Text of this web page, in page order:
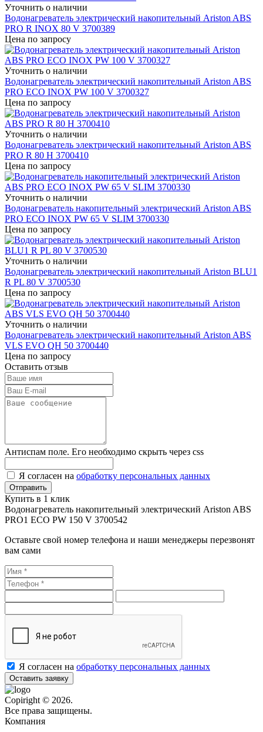
Уточнить о наличии
Водонагреватель электрический накопительный Ariston ABS
PRO R INOX 80 V 3700389
Цена по запросу
Уточнить о наличии
Водонагреватель электрический накопительный Ariston ABS
PRO ECO INOX PW 100 V 3700327
Цена по запросу
Уточнить о наличии
Водонагреватель электрический накопительный Ariston ABS
PRO R 80 H 3700410
Цена по запросу
Уточнить о наличии
Водонагреватель накопительный электрический Ariston ABS
PRO ECO INOX PW 65 V SLIM 3700330
Цена по запросу
Уточнить о наличии
Водонагреватель электрический накопительный Ariston BLU1
R PL 80 V 3700530
Цена по запросу
Уточнить о наличии
Водонагреватель электрический накопительный Ariston ABS
VLS EVO QH 50 3700440
Цена по запросу
Оставить отзыв
Антиспам поле. Его необходимо скрыть через css
Я согласен на обработку персональных данных
Купить в 1 клик
Водонагреватель накопительный электрический Ariston ABS
PRO1 ECO PW 150 V 3700542
Оставьте свой номер телефона и наши менеджеры перезвонят
вам сами
Я согласен на обработку персональных данных
Оставить заявку
Copiright © 2026.
Все права защищены.
Компания